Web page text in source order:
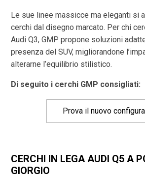
Le sue linee massicce ma eleganti si
cerchi dal disegno marcato. Per chi
Audi Q3, GMP propone soluzioni
presenza del SUV, migliorandone
alterarne l’equilibrio stilistico.
Di seguito i cerchi GMP consigliati:
Prova il nuovo
CERCHI IN LEGA AUDI Q5 A
GIORGIO